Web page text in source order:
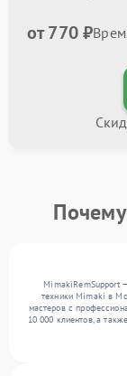
от 770 ₽
MimakiRemSupport
техники Mimaki в
мастеров с
10 000 клиентов, а
центр поступает
сложности и